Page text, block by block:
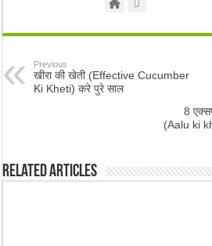
Previous
खीरा की खेती (Effective Cucumber
Ki Kheti) करे पुरे साल
8
(Aalu ki
Related Articles